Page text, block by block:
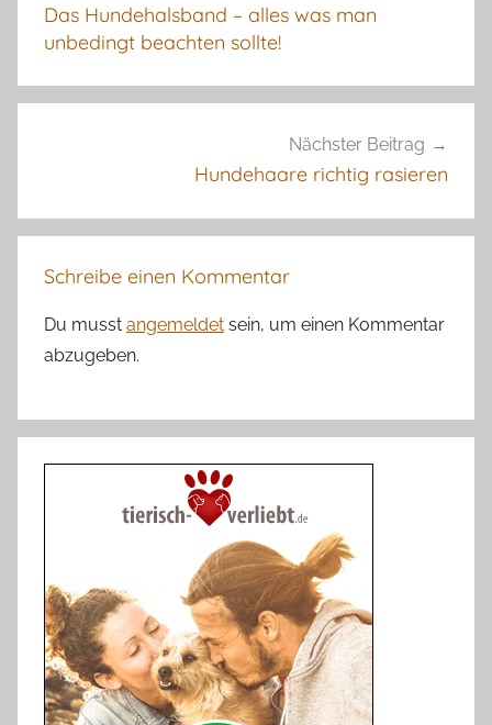
Das Hundehalsband – alles was man
unbedingt beachten sollte!
Nächster Beitrag
Hundehaare richtig rasieren
Schreibe einen Kommentar
Du musst angemeldet sein, um einen Kommentar
abzugeben.